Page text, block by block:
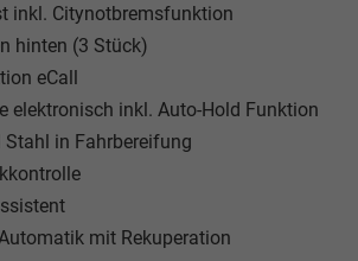
inkl. Citynotbremsfunktion
hinten (3 Stück)
eCall
elektronisch inkl. Auto-Hold Funktion
Stahl in Fahrbereifung
mit Rekuperation